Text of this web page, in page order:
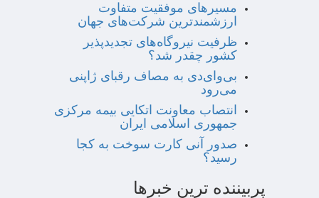
مسیرهای موفقیت متفاوت
ارزشمندترین شرکت‌های جهان
ظرفیت نیروگاه‌های تجدیدپذیر
کشور چقدر شد؟
بی‌وای‌دی به مصاف رقبای ژاپنی
می‌رود
انتصاب معاونت اتکایی بیمه مرکزی
جمهوری اسلامی ایران
صدور آنی کارت سوخت به کجا
رسید؟
پربیننده ترین خبرها